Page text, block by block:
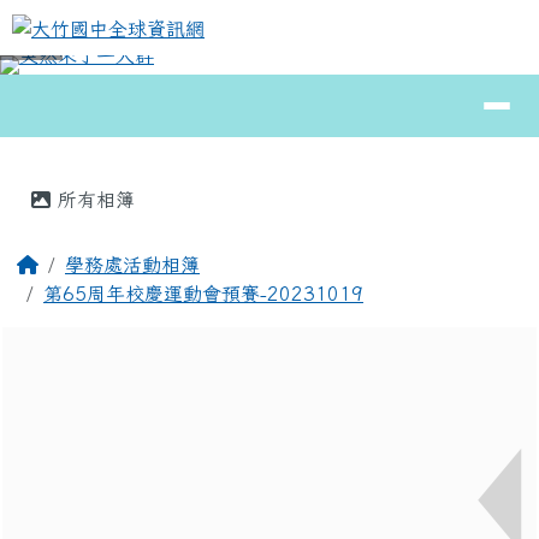
跳至主內容區
大竹國中全球資訊網
⏸
所有相簿
回首頁學務處活動相簿
第65周年校慶運動會預賽-20231019